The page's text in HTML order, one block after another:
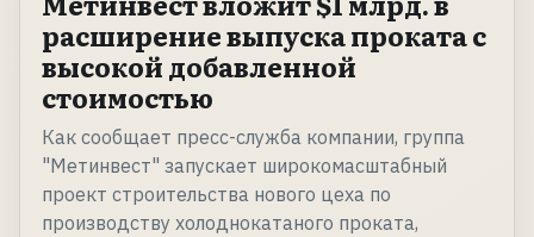
расширение выпуска проката с
высокой добавленной
стоимостью
Как сообщает пресс-служба компании, группа
"Метинвест" запускает широкомасштабный
проект строительства нового цеха по
производству холоднокатаного проката,